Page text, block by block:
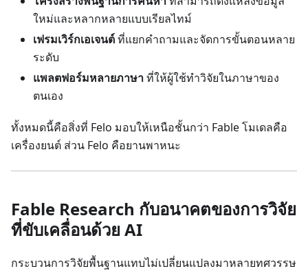
ใหม่และหลากหลายแบบเรียลไทม์
เฟรมเวิร์กเอเจนต์ที่แยกคำถามและจัดการขั้นตอนหลาย
ระดับ
แพลตฟอร์มหลายภาษาที่ให้ผู้ใช้ทำวิจัยในภาษาของ
ตนเอง
ทั้งหมดนี้คือสิ่งที่ Felo มอบให้เหนือชั้นกว่า Fable โมเดลคือ
เครื่องยนต์ ส่วน Felo คือยานพาหนะ
Fable Research กับอนาคตของการวิจัย
ที่ขับเคลื่อนด้วย AI
กระบวนการวิจัยพื้นฐานแทบไม่เปลี่ยนแปลงมาหลายทศวรรษ